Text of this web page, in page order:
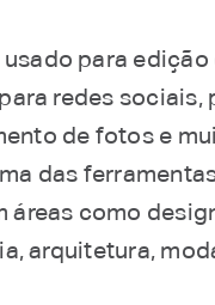
para
redes sociais,
de fotos e
das
áreas como
arquitetura,